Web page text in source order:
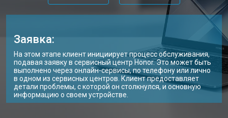
Замена звуковой карты от 1700 ₽ Заказать
от 2600 ₽
от 2600 ₽
Замена оперативной памяти от 1100 ₽ Заказать
Прошивка BIOS ноутбука Honor от 1500 ₽ Заказать
Заявка:
На этом этапе клиент инициирует процесс обслуживания,
подавая заявку в сервисный центр Honor. Это может быть
выполнено через онлайн-сервисы, по телефону или лично
в одном из сервисных центров. Клиент предоставляет
детали проблемы, с которой он столкнулся, и основную
информацию о своем устройстве.